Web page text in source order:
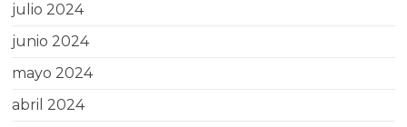
julio 2024
junio 2024
mayo 2024
abril 2024